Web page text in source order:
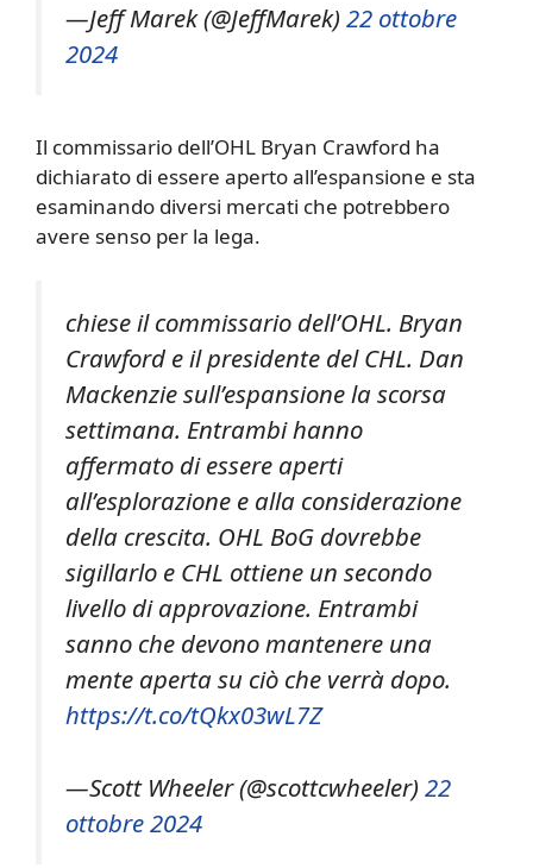
—Jeff Marek (@JeffMarek) 22 ottobre
2024
Il commissario dell’OHL Bryan Crawford ha
dichiarato di essere aperto all’espansione e sta
esaminando diversi mercati che potrebbero
avere senso per la lega.
chiese il commissario dell’OHL. Bryan
Crawford e il presidente del CHL. Dan
Mackenzie sull’espansione la scorsa
settimana. Entrambi hanno
affermato di essere aperti
all’esplorazione e alla considerazione
della crescita. OHL BoG dovrebbe
sigillarlo e CHL ottiene un secondo
livello di approvazione. Entrambi
sanno che devono mantenere una
mente aperta su ciò che verrà dopo.
https://t.co/tQkx03wL7Z
—Scott Wheeler (@scottcwheeler) 22
ottobre 2024